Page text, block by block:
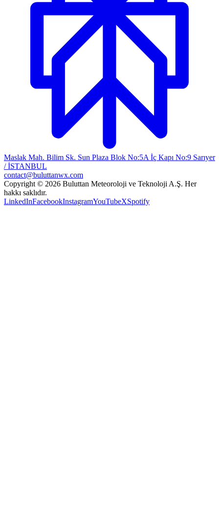
Maslak Mah. Bilim Sk. Sun Plaza Blok No:5A İç Kapı No:9 Sarıyer
/ İSTANBUL
contact@buluttanwx.com
Copyright © 2026 Buluttan Meteoroloji ve Teknoloji A.Ş. Her
hakkı saklıdır.
LinkedInFacebookInstagramYouTubeXSpotify